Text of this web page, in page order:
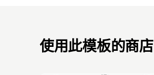
使用此模板的商店